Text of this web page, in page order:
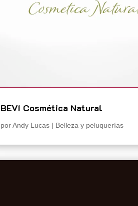
BEVI Cosmética Natural
porAndy Lucas | Belleza y peluquerías